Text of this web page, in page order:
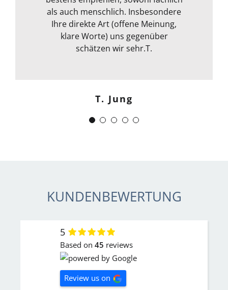
als auch menschlich. Insbesondere
Ihre direkte Art (offene Meinung,
klare Worte) uns gegenüber
schätzen wir sehr.T.
T. Jung
Kommunikation war auch bestens .
Egal ob email Telefon etc… Alles in
allem kann ich sie nur
weiterempfehlen. Weiter so !
J. Schwaber
KUNDENBEWERTUNG
5
Based on 45 reviews
Review us on